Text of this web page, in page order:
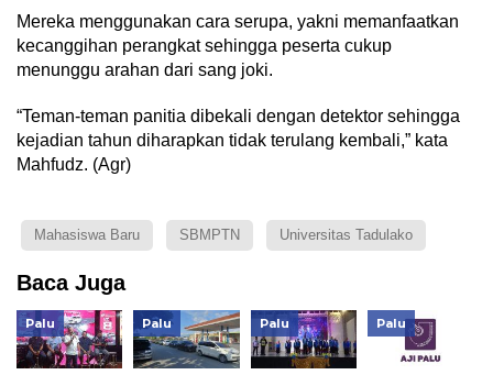
Mereka menggunakan cara serupa, yakni memanfaatkan
kecanggihan perangkat sehingga peserta cukup
menunggu arahan dari sang joki.
“Teman-teman panitia dibekali dengan detektor sehingga
kejadian tahun diharapkan tidak terulang kembali,” kata
Mahfudz. (Agr)
Mahasiswa Baru SBMPTN Universitas Tadulako
Baca Juga
Palu Palu Palu Palu